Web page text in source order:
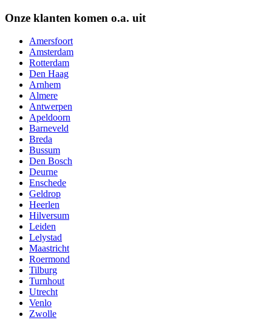
Onze klanten komen o.a. uit
Amersfoort
Amsterdam
Rotterdam
Den Haag
Arnhem
Almere
Antwerpen
Apeldoorn
Barneveld
Breda
Bussum
Den Bosch
Deurne
Enschede
Geldrop
Heerlen
Hilversum
Leiden
Lelystad
Maastricht
Roermond
Tilburg
Turnhout
Utrecht
Venlo
Zwolle